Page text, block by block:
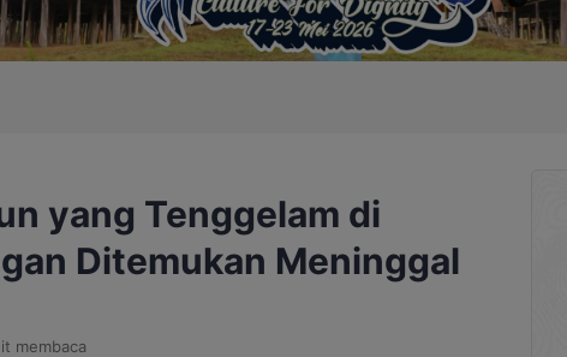
yang Tenggelam di
Ditemukan Meninggal
membaca